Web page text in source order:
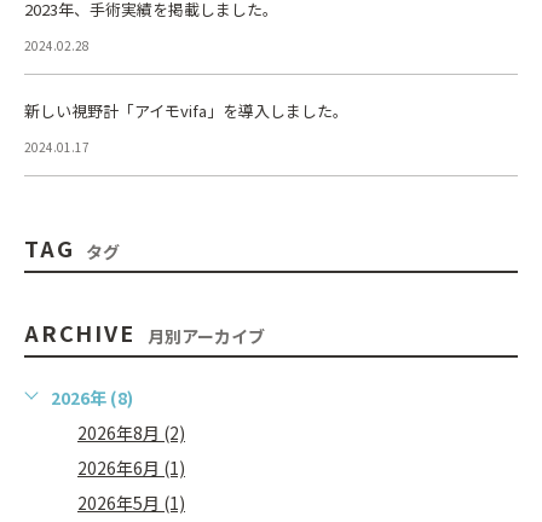
2023年、手術実績を掲載しました。
2024.02.28
新しい視野計「アイモvifa」を導入しました。
2024.01.17
TAG タグ
ARCHIVE 月別アーカイブ
2026年 (8)
2026年8月 (2)
2026年6月 (1)
2026年5月 (1)